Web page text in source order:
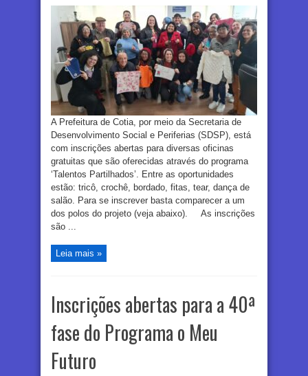
A Prefeitura de Cotia, por meio da Secretaria de
Desenvolvimento Social e Periferias (SDSP), está
com inscrições abertas para diversas oficinas
gratuitas que são oferecidas através do programa
‘Talentos Partilhados’. Entre as oportunidades
estão: tricô, crochê, bordado, fitas, tear, dança de
salão. Para se inscrever basta comparecer a um
dos polos do projeto (veja abaixo). As inscrições
são ...
Leia mais »
Inscrições abertas para a 40ª
fase do Programa o Meu
Futuro